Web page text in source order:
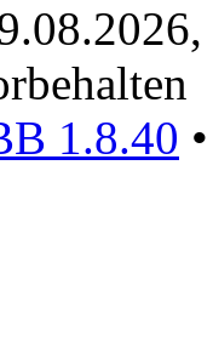
1.8.40